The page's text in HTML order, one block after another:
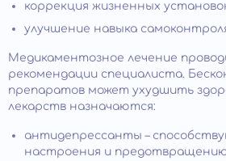
коррекция жизненных
улучшение навыка
Медикаментозное лечение
рекомендации специалиста.
препаратов может ухудшить
лекарств назначаются:
антидепрессанты –
настроения и